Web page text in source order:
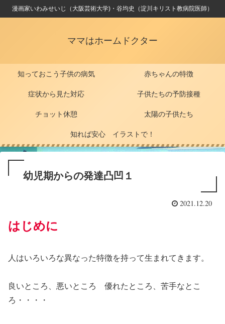
漫画家いわみせいじ（大阪芸術大学)・谷均史（淀川キリスト教病院医師）
ママはホームドクター
知っておこう子供の病気 赤ちゃんの特徴
症状から見た対応 子供たちの予防接種
チョット休憩 太陽の子供たち
知れば安心 イラストで！
幼児期からの発達凸凹１
2021.12.20
はじめに
人はいろいろな異なった特徴を持って生まれてきます。
良いところ、悪いところ 優れたところ、苦手なとこ
ろ・・・・